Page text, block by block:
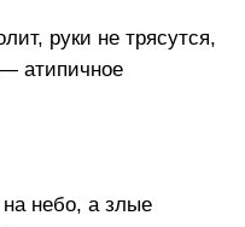
руки не трясутся,
атипичное
небо, а злые